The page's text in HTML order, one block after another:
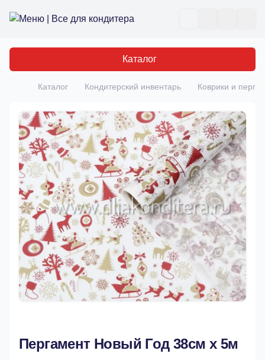
Все для кондитера
Каталог
Главная
Каталог Кондитерский инвентарь Коврики и
Пергамент Новый Год 38см х 5м